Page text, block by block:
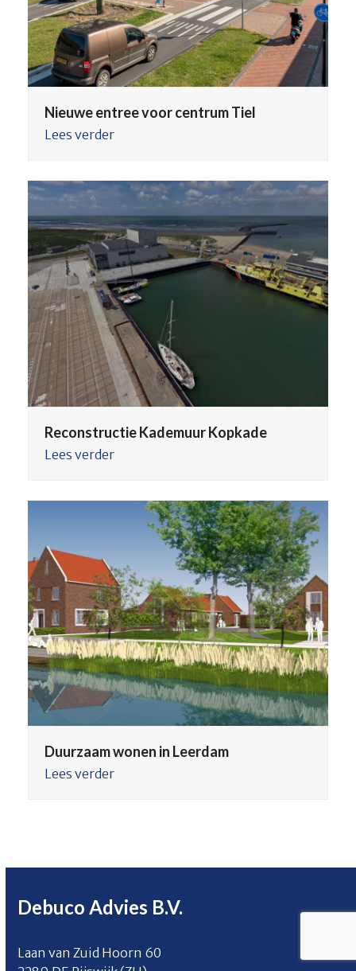
Nieuwe entree voor centrum Tiel
Lees verder
Reconstructie Kademuur Kopkade
Lees verder
Duurzaam wonen in Leerdam
Lees verder
Debuco Advies B.V.
Laan van Zuid Hoorn 60